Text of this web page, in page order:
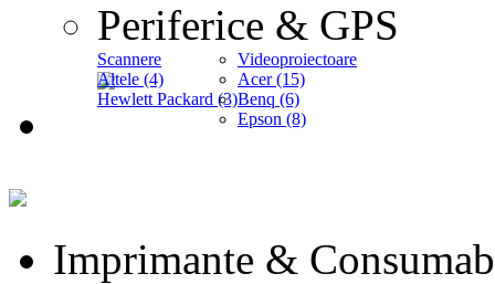
Periferice & GPS
Scannere
Altele (4)
Hewlett Packard (3)
Videoproiectoare
Acer (15)
Benq (6)
Epson (8)
Imprimante &